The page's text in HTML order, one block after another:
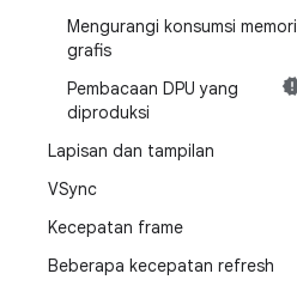
Mengurangi konsumsi memori
grafis
Pembacaan DPU yang
diproduksi
Lapisan dan tampilan
VSync
Kecepatan frame
Beberapa kecepatan refresh